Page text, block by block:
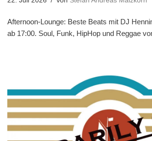
Afternoon-Lounge: Beste Beats mit DJ
ab 17:00. Soul, Funk, HipHop und Reggae